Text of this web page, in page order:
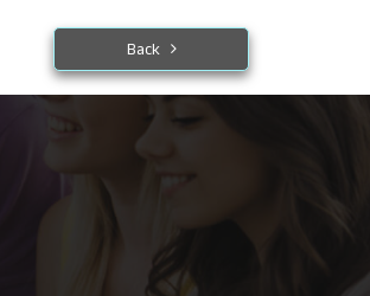
Back